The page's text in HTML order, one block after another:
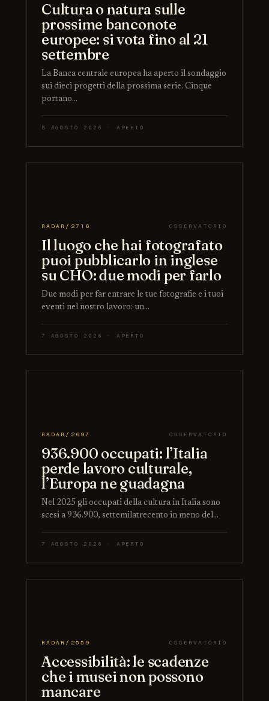
Cultura o natura sulle
prossime banconote
europee: si vota fino al 21
settembre
La Banca centrale europea ha aperto il sondaggio
sui dieci progetti della prossima serie. Cinque
portano…
8 AGOSTO 2026 · APERTO
RADAR/2716 OSSERVATORIO
Il luogo che hai fotografato
puoi pubblicarlo in inglese
su CHO: due modi per farlo
Due modi per far entrare le tue fotografie e i tuoi
eventi nel nostro lavoro: un…
7 AGOSTO 2026 · APERTO
RADAR/2697 OSSERVATORIO
936.900 occupati: l’Italia
perde lavoro culturale,
l’Europa ne guadagna
Nel 2025 gli occupati della cultura in Italia sono
scesi a 936.900, settemilatrecento in meno del…
7 AGOSTO 2026 · APERTO
RADAR/2559 OSSERVATORIO
Accessibilità: le scadenze
che i musei non possono
mancare